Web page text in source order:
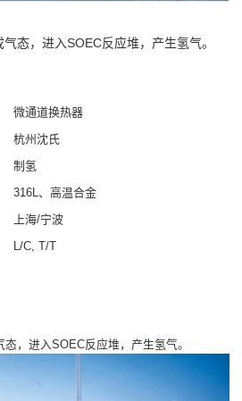
态，进入SOEC反应堆，产生氢气。
微通道换热器
杭州沈氏
制氢
316L、高温合金
上海/宁波
L/C, T/T
，进入SOEC反应堆，产生氢气。